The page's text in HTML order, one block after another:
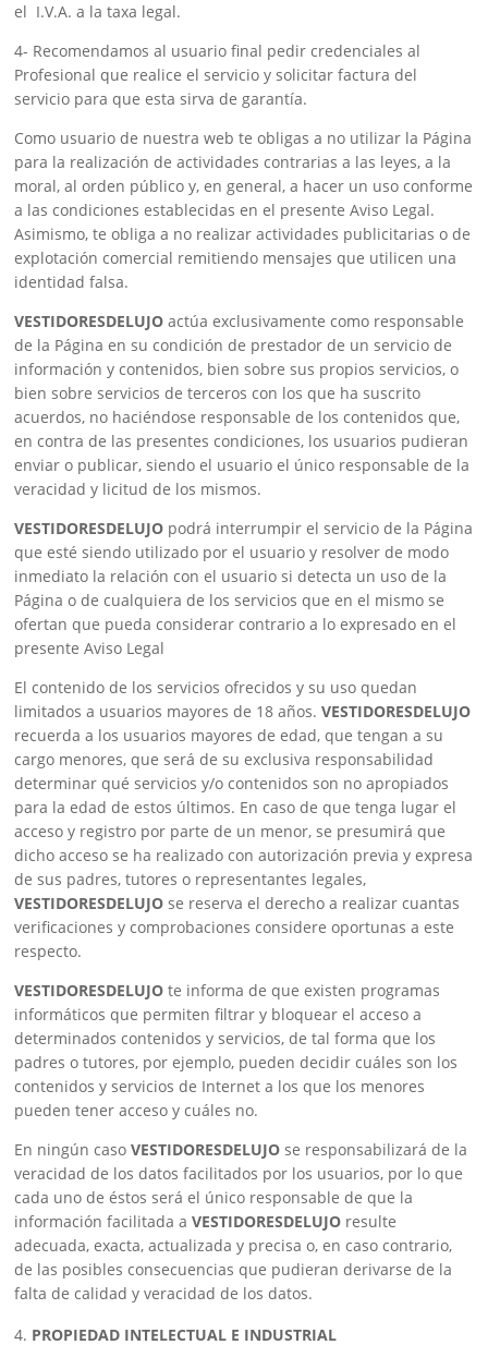
el I.V.A. a la taxa legal.
4- Recomendamos al usuario final pedir credenciales al
Profesional que realice el servicio y solicitar factura del
servicio para que esta sirva de garantía.
Como usuario de nuestra web te obligas a no utilizar la Página
para la realización de actividades contrarias a las leyes, a la
moral, al orden público y, en general, a hacer un uso conforme
a las condiciones establecidas en el presente Aviso Legal.
Asimismo, te obliga a no realizar actividades publicitarias o de
explotación comercial remitiendo mensajes que utilicen una
identidad falsa.
VESTIDORESDELUJOactúa exclusivamente como responsable
de la Página en su condición de prestador de un servicio de
información y contenidos, bien sobre sus propios servicios, o
bien sobre servicios de terceros con los que ha suscrito
acuerdos, no haciéndose responsable de los contenidos que,
en contra de las presentes condiciones, los usuarios pudieran
enviar o publicar, siendo el usuario el único responsable de la
veracidad y licitud de los mismos.
VESTIDORESDELUJO podrá interrumpir el servicio de la Página
que esté siendo utilizado por el usuario y resolver de modo
inmediato la relación con el usuario si detecta un uso de la
Página o de cualquiera de los servicios que en el mismo se
ofertan que pueda considerar contrario a lo expresado en el
presente Aviso Legal
El contenido de los servicios ofrecidos y su uso quedan
limitados a usuarios mayores de 18 años.VESTIDORESDELUJO
recuerda a los usuarios mayores de edad, que tengan a su
cargo menores, que será de su exclusiva responsabilidad
determinar qué servicios y/o contenidos son no apropiados
para la edad de estos últimos. En caso de que tenga lugar el
acceso y registro por parte de un menor, se presumirá que
dicho acceso se ha realizado con autorización previa y expresa
de sus padres, tutores o representantes legales,
VESTIDORESDELUJOse reserva el derecho a realizar cuantas
verificaciones y comprobaciones considere oportunas a este
respecto.
VESTIDORESDELUJOte informa de que existen programas
informáticos que permiten filtrar y bloquear el acceso a
determinados contenidos y servicios, de tal forma que los
padres o tutores, por ejemplo, pueden decidir cuáles son los
contenidos y servicios de Internet a los que los menores
pueden tener acceso y cuáles no.
En ningún casoVESTIDORESDELUJOse responsabilizará de la
veracidad de los datos facilitados por los usuarios, por lo que
cada uno de éstos será el único responsable de que la
información facilitada aVESTIDORESDELUJO resulte
adecuada, exacta, actualizada y precisa o, en caso contrario,
de las posibles consecuencias que pudieran derivarse de la
falta de calidad y veracidad de los datos.
PROPIEDAD INTELECTUAL E INDUSTRIAL